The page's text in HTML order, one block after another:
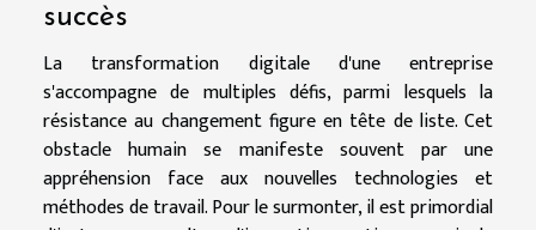
succès
La transformation digitale d'une entreprise
s'accompagne de multiples défis, parmi lesquels la
résistance au changement figure en tête de liste. Cet
obstacle humain se manifeste souvent par une
appréhension face aux nouvelles technologies et
méthodes de travail. Pour le surmonter, il est primordial